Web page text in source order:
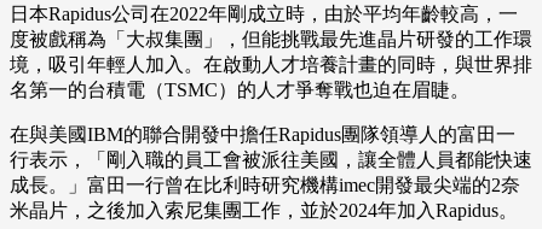
日本Rapidus公司在2022年剛成立時，由於平均年齡較高，一
度被戲稱為「大叔集團」，但能挑戰最先進晶片研發的工作環
境，吸引年輕人加入。在啟動人才培養計畫的同時，與世界排
名第一的台積電（TSMC）的人才爭奪戰也迫在眉睫。
在與美國IBM的聯合開發中擔任Rapidus團隊領導人的富田一
行表示，「剛入職的員工會被派往美國，讓全體人員都能快速
成長。」富田一行曾在比利時研究機構imec開發最尖端的2奈
米晶片，之後加入索尼集團工作，並於2024年加入Rapidus。